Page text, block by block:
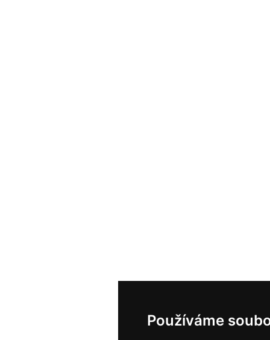
Používáme